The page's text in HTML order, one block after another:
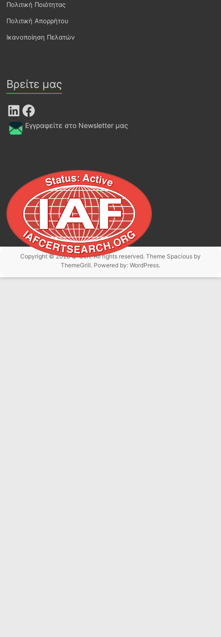
Πολιτική Ποιότητας
Πολιτική Απορρήτου
Ικανοποίηση Πελατών
Βρείτε μας
LinkedIn Facebook
Εγγραφείτε στο Newsletter μας
Copyright © 2026Q-Cert. All rights reserved. Theme Spaciousby
ThemeGrill. Powered by: WordPress.